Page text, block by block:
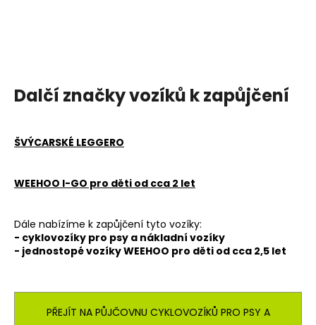
Dalčí značky vozíků k zapůjčení
ŠVÝCARSKÉ LEGGERO
WEEHOO I-GO pro děti od cca 2 let
Dále nabízíme k zapůjčení tyto vozíky:
- cyklovozíky pro psy a nákladní vozíky
- jednostopé vozíky WEEHOO pro děti od cca 2,5 let
PŘEJÍT NA PŮJČOVNU CYKLOVOZÍKŮ PRO PSY A